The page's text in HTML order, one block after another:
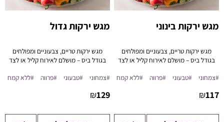
מגש ירקות בינוני
מגש ירקות טריים, צבעוניים ומפולחים
בגודל ביס – מושלם לאירוח קליל או לצד
#צמחוני
#טבעוני #פרווה #ללא קמח
117
₪
מגש ירקות גדול
מגש ירקות טריים, צבעוניים ומפולחים
בגודל ביס – מושלם לאירוח קליל או לצד
#צמחוני
#טבעוני #פרווה #ללא קמח
129
₪